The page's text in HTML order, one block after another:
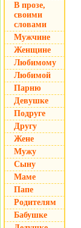
В прозе,
своими
словами
Мужчине
Женщине
Любимому
Любимой
Парню
Девушке
Подруге
Другу
Жене
Мужу
Сыну
Маме
Папе
Родителям
Бабушке